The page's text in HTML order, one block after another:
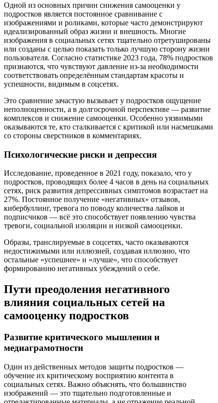
Одной из основных причин снижения самооценки у
подростков является постоянное сравнивание с
изображениями и роликами, которые часто демонстрируют
идеализированный образ жизни и внешность. Многие
изображения в социальных сетях тщательно отретушированы
или созданы с целью показать только лучшую сторону жизни
пользователя. Согласно статистике 2023 года, 78% подростков
признаются, что чувствуют давление из-за необходимости
соответствовать определённым стандартам красоты и
успешности, видимым в соцсетях.
Это сравнение зачастую вызывает у подростков ощущение
неполноценности, а в долгосрочной перспективе — развитие
комплексов и снижение самооценки. Особенно уязвимыми
оказываются те, кто сталкивается с критикой или насмешками
со стороны сверстников в комментариях.
Психологические риски и депрессия
Исследование, проведенное в 2021 году, показало, что у
подростков, проводящих более 4 часов в день на социальных
сетях, риск развития депрессивных симптомов возрастает на
27%. Постоянное получение «негативных» отзывов,
кибербуллинг, тревога по поводу количества лайков и
подписчиков — всё это способствует появлению чувства
тревоги, социальной изоляции и низкой самооценки.
Образы, транслируемые в соцсетях, часто оказываются
недостижимыми или иллюзией, создавая иллюзию, что
остальные «успешнее» и «лучше», что способствует
формированию негативных убеждений о себе.
Пути преодоления негативного
влияния социальных сетей на
самооценку подростков
Развитие критического мышления и
медиаграмотности
Один из действенных методов защиты подростков —
обучение их критическому восприятию контента в
социальных сетях. Важно объяснять, что большинство
изображений — это тщательно подготовленные и